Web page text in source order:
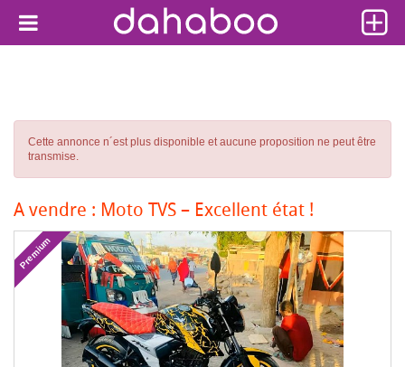
Cette annonce n´est plus disponible et aucune proposition ne peut être
transmise.
A vendre : Moto TVS – Excellent état !
Premium